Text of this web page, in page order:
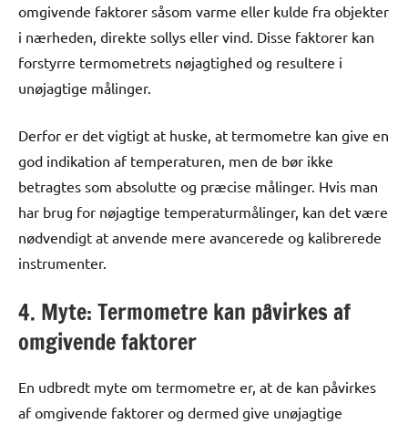
omgivende faktorer såsom varme eller kulde fra objekter
i nærheden, direkte sollys eller vind. Disse faktorer kan
forstyrre termometrets nøjagtighed og resultere i
unøjagtige målinger.
Derfor er det vigtigt at huske, at termometre kan give en
god indikation af temperaturen, men de bør ikke
betragtes som absolutte og præcise målinger. Hvis man
har brug for nøjagtige temperaturmålinger, kan det være
nødvendigt at anvende mere avancerede og kalibrerede
instrumenter.
4. Myte: Termometre kan påvirkes af
omgivende faktorer
En udbredt myte om termometre er, at de kan påvirkes
af omgivende faktorer og dermed give unøjagtige